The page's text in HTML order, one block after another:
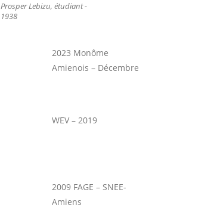
Prosper Lebizu, étudiant -
1938
2023 Monôme
Amienois – Décembre
WEV – 2019
2009 FAGE – SNEE-
Amiens